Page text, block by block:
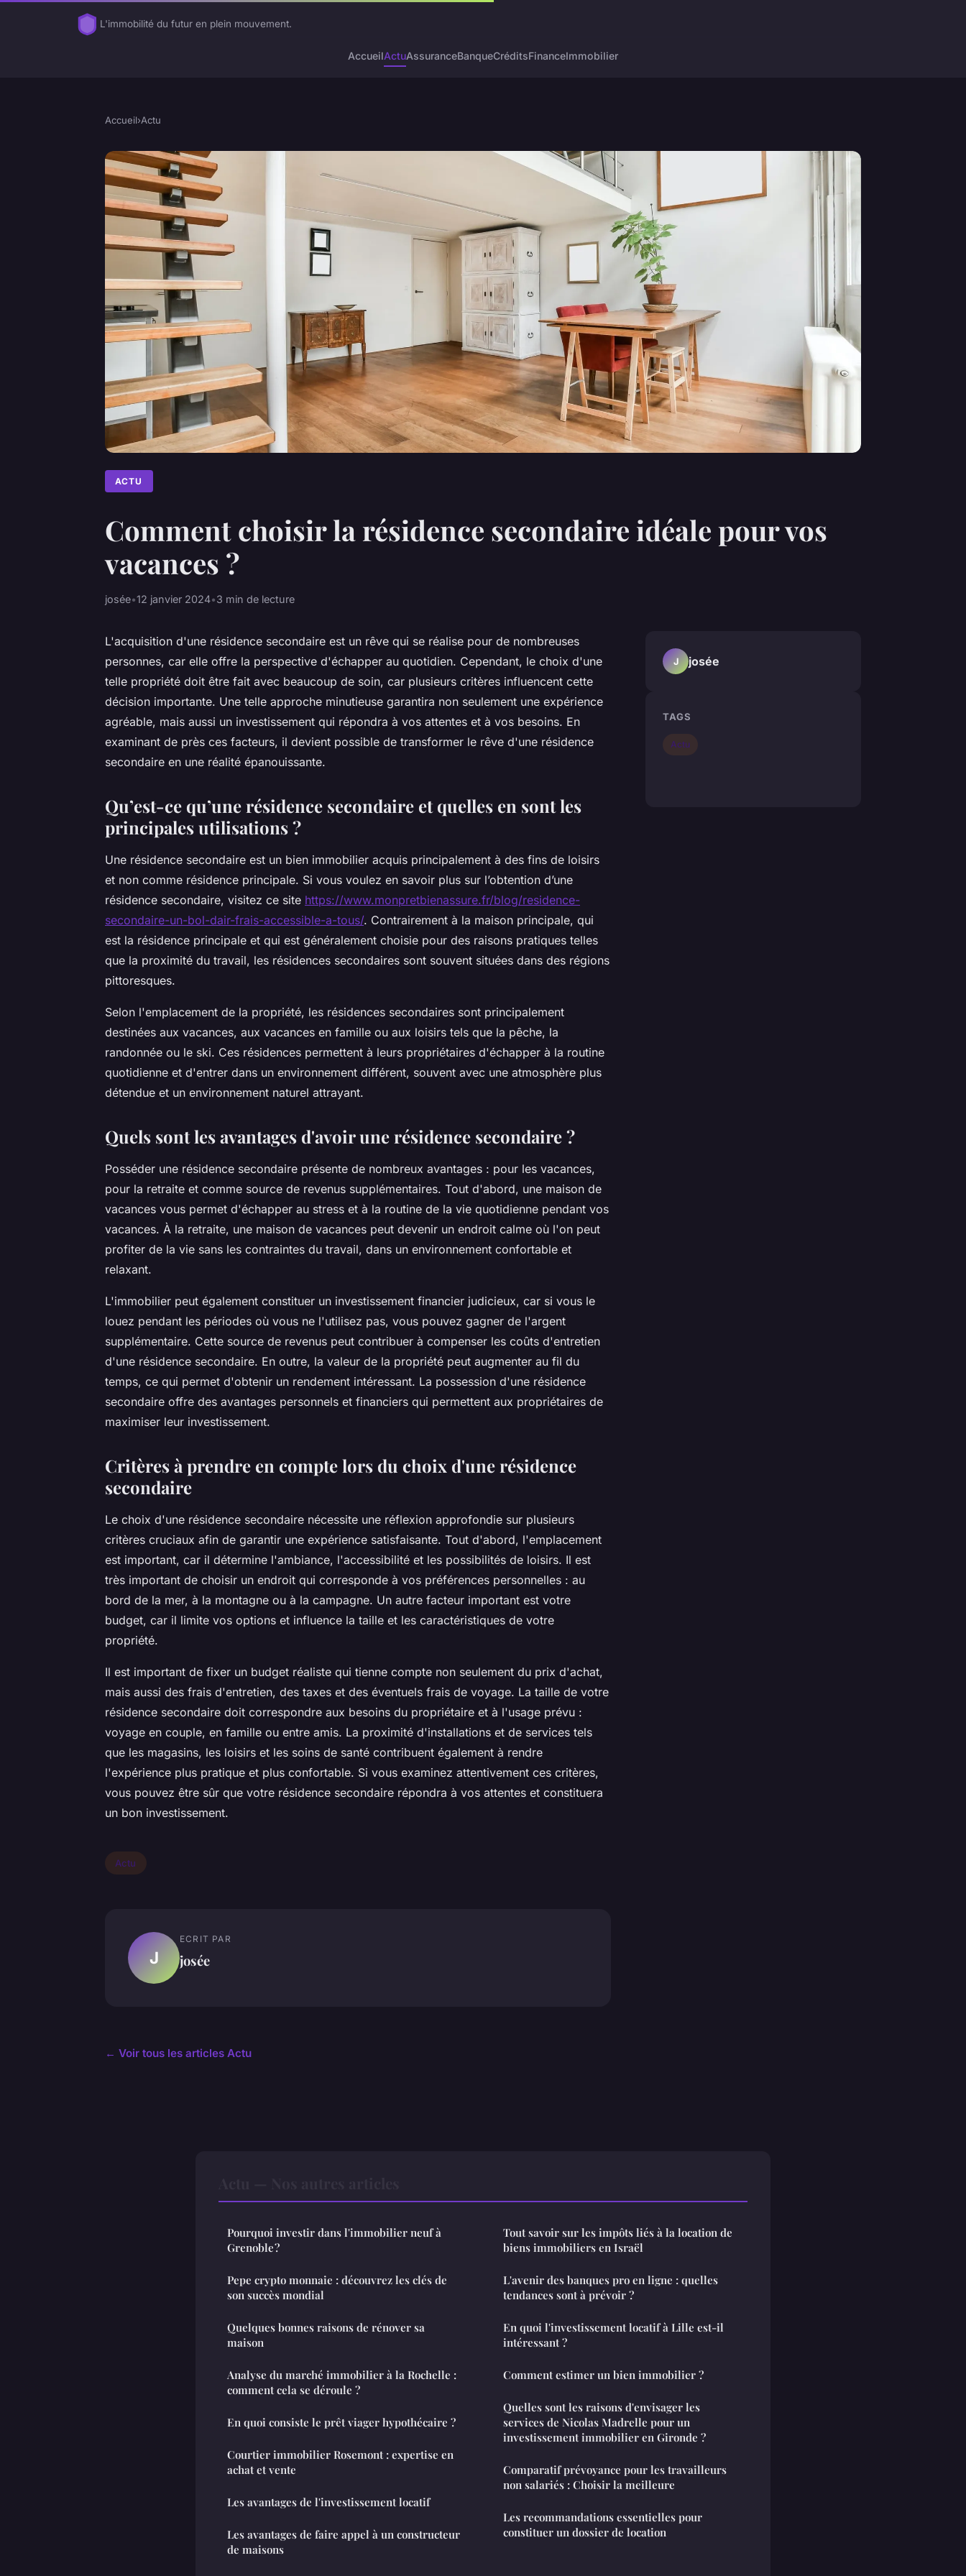
L'immobilité du futur en plein mouvement.
AccueilActuAssuranceBanqueCréditsFinanceImmobilier
Accueil›Actu
ACTU
Comment choisir la résidence secondaire idéale pour vos
vacances ?
josée•12 janvier 2024•3 min de lecture
L'acquisition d'une résidence secondaire est un rêve qui se réalise pour de nombreuses
personnes, car elle offre la perspective d'échapper au quotidien. Cependant, le choix d'une
telle propriété doit être fait avec beaucoup de soin, car plusieurs critères influencent cette
décision importante. Une telle approche minutieuse garantira non seulement une expérience
agréable, mais aussi un investissement qui répondra à vos attentes et à vos besoins. En
examinant de près ces facteurs, il devient possible de transformer le rêve d'une résidence
secondaire en une réalité épanouissante.
Qu’est-ce qu’une résidence secondaire et quelles en sont les
principales utilisations ?
Une résidence secondaire est un bien immobilier acquis principalement à des fins de loisirs
et non comme résidence principale. Si vous voulez en savoir plus sur l’obtention d’une
résidence secondaire, visitez ce site https://www.monpretbienassure.fr/blog/residence-
secondaire-un-bol-dair-frais-accessible-a-tous/. Contrairement à la maison principale, qui
est la résidence principale et qui est généralement choisie pour des raisons pratiques telles
que la proximité du travail, les résidences secondaires sont souvent situées dans des régions
pittoresques.
Selon l'emplacement de la propriété, les résidences secondaires sont principalement
destinées aux vacances, aux vacances en famille ou aux loisirs tels que la pêche, la
randonnée ou le ski. Ces résidences permettent à leurs propriétaires d'échapper à la routine
quotidienne et d'entrer dans un environnement différent, souvent avec une atmosphère plus
détendue et un environnement naturel attrayant.
Quels sont les avantages d'avoir une résidence secondaire ?
Posséder une résidence secondaire présente de nombreux avantages : pour les vacances,
pour la retraite et comme source de revenus supplémentaires. Tout d'abord, une maison de
vacances vous permet d'échapper au stress et à la routine de la vie quotidienne pendant vos
vacances. À la retraite, une maison de vacances peut devenir un endroit calme où l'on peut
profiter de la vie sans les contraintes du travail, dans un environnement confortable et
relaxant.
L'immobilier peut également constituer un investissement financier judicieux, car si vous le
louez pendant les périodes où vous ne l'utilisez pas, vous pouvez gagner de l'argent
supplémentaire. Cette source de revenus peut contribuer à compenser les coûts d'entretien
d'une résidence secondaire. En outre, la valeur de la propriété peut augmenter au fil du
temps, ce qui permet d'obtenir un rendement intéressant. La possession d'une résidence
secondaire offre des avantages personnels et financiers qui permettent aux propriétaires de
maximiser leur investissement.
Critères à prendre en compte lors du choix d'une résidence
secondaire
Le choix d'une résidence secondaire nécessite une réflexion approfondie sur plusieurs
critères cruciaux afin de garantir une expérience satisfaisante. Tout d'abord, l'emplacement
est important, car il détermine l'ambiance, l'accessibilité et les possibilités de loisirs. Il est
très important de choisir un endroit qui corresponde à vos préférences personnelles : au
bord de la mer, à la montagne ou à la campagne. Un autre facteur important est votre
budget, car il limite vos options et influence la taille et les caractéristiques de votre
propriété.
Il est important de fixer un budget réaliste qui tienne compte non seulement du prix d'achat,
mais aussi des frais d'entretien, des taxes et des éventuels frais de voyage. La taille de votre
résidence secondaire doit correspondre aux besoins du propriétaire et à l'usage prévu :
voyage en couple, en famille ou entre amis. La proximité d'installations et de services tels
que les magasins, les loisirs et les soins de santé contribuent également à rendre
l'expérience plus pratique et plus confortable. Si vous examinez attentivement ces critères,
vous pouvez être sûr que votre résidence secondaire répondra à vos attentes et constituera
un bon investissement.
Actu
J
ECRIT PAR
josée
← Voir tous les articles Actu
J josée
TAGS
Actu
Pourquoi investir dans l'immobilier neuf à
Grenoble ?
Pepe crypto monnaie : découvrez les clés de
son succès mondial
Quelques bonnes raisons de rénover sa
maison
Analyse du marché immobilier à la Rochelle :
comment cela se déroule ?
En quoi consiste le prêt viager hypothécaire ?
Courtier immobilier Rosemont : expertise en
achat et vente
Les avantages de l'investissement locatif
Les avantages de faire appel à un constructeur
de maisons
Tout savoir sur les impôts liés à la location de
biens immobiliers en Israël
L'avenir des banques pro en ligne : quelles
tendances sont à prévoir ?
En quoi l'investissement locatif à Lille est-il
intéressant ?
Comment estimer un bien immobilier ?
Quelles sont les raisons d'envisager les
services de Nicolas Madrelle pour un
investissement immobilier en Gironde ?
Comparatif prévoyance pour les travailleurs
non salariés : Choisir la meilleure
Les recommandations essentielles pour
constituer un dossier de location